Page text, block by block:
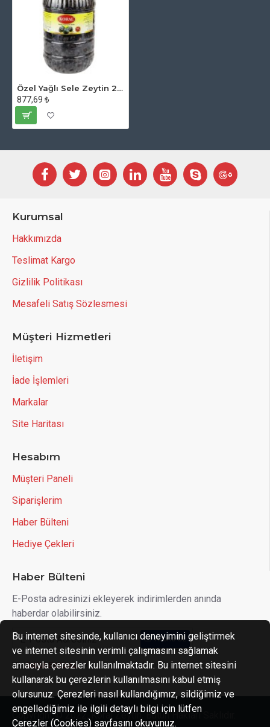
Özel Yağlı Sele Zeytin 2 Kg. 301-330 Kalibre
877,69 ₺
Kurumsal
Hakkımızda
Teslimat Kargo
Gizlilik Politikası
Mesafeli Satış Sözlesmesi
Müşteri Hizmetleri
İletişim
İade İşlemleri
Markalar
Site Haritası
Hesabım
Müşteri Paneli
Siparişlerim
Haber Bülteni
Hediye Çekleri
Haber Bülteni
E-Posta adresinizi ekleyerek indirimlerden anında
haberdar olabilirsiniz.
Abone OL
Gizlilik Politikası 'ni okudum ve kabul ediyorum.
Copyright © 2022, Koral Zeytin, Bütün Hakları Saklıdır.
Bu internet sitesinde, kullanıcı deneyimini geliştirmek
ve internet sitesinin verimli çalışmasını sağlamak
amacıyla çerezler kullanılmaktadır. Bu internet sitesini
kullanarak bu çerezlerin kullanılmasını kabul etmiş
olursunuz. Çerezleri nasıl kullandığımız, sildiğimiz ve
engellediğimiz ile ilgili detaylı bilgi için lütfen
Çerezler (Cookies) sayfasını okuyunuz.